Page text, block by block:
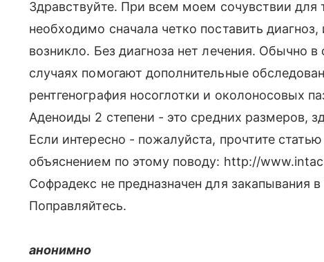
Здравствуйте. При всем моем сочувствии для
необходимо сначала четко поставить
возникло. Без диагноза нет лечения. Обычно
случаях помогают дополнительные
рентгенография носоглотки и околоносовых
Аденоиды 2 степени - это средних размеров,
Если интересно - пожалуйста, прочтите
объяснением по этому поводу: http://
Софрадекс не предназначен для закапывания
Поправляйтесь.
анонимно